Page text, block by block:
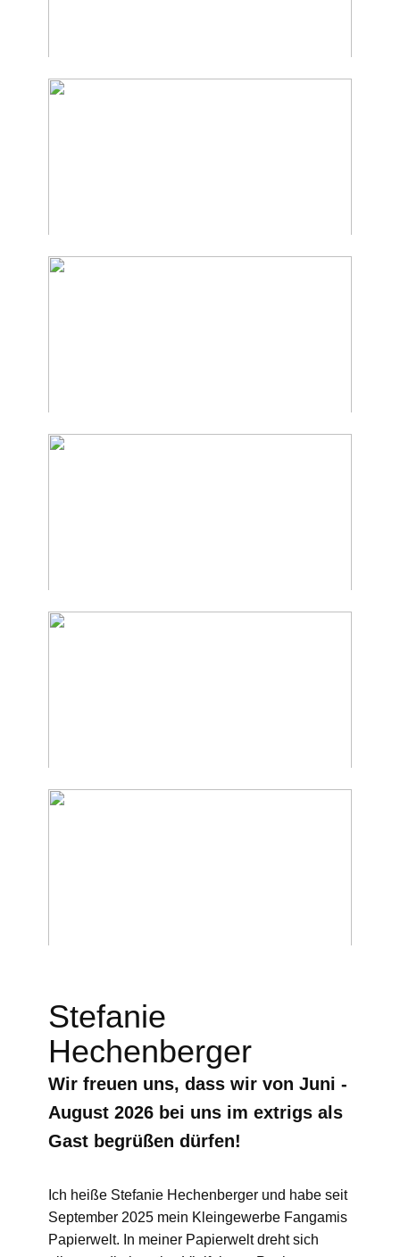
Stefanie
Hechenberger
Wir freuen uns, dass wir von Juni -
August 2026 bei uns im extrigs als
Gast begrüßen dürfen!
Ich heiße Stefanie Hechenberger und habe seit
September 2025 mein Kleingewerbe Fangamis
Papierwelt. In meiner Papierwelt dreht sich